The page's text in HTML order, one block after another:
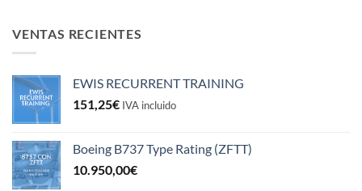
VENTAS RECIENTES
EWIS RECURRENT TRAINING
151,25€ IVA incluido
Boeing B737 Type Rating (ZFTT)
10.950,00€